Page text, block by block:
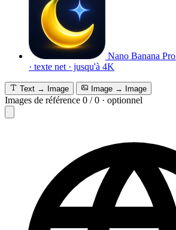
Nano Banana Pro
· texte net · jusqu'à 4K
Text → Image Image → Image
Images de référence 0 /0 · optionnel